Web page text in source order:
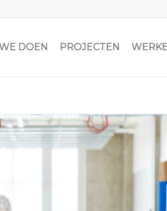
DOEN PROJECTEN